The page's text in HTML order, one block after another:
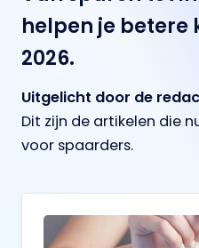
helpen je betere
2026.
Uitgelicht door de
Dit zijn de artikelen die
voor spaarders.